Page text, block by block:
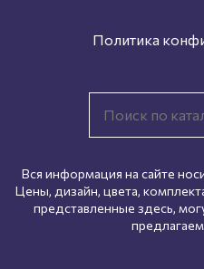
Политика
Вся информация на сайте
Цены, дизайн, цвета,
представленные здесь,